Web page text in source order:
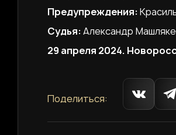
Предупреждения:
Судья:Александр
29 апреля 2024.
Поделиться: